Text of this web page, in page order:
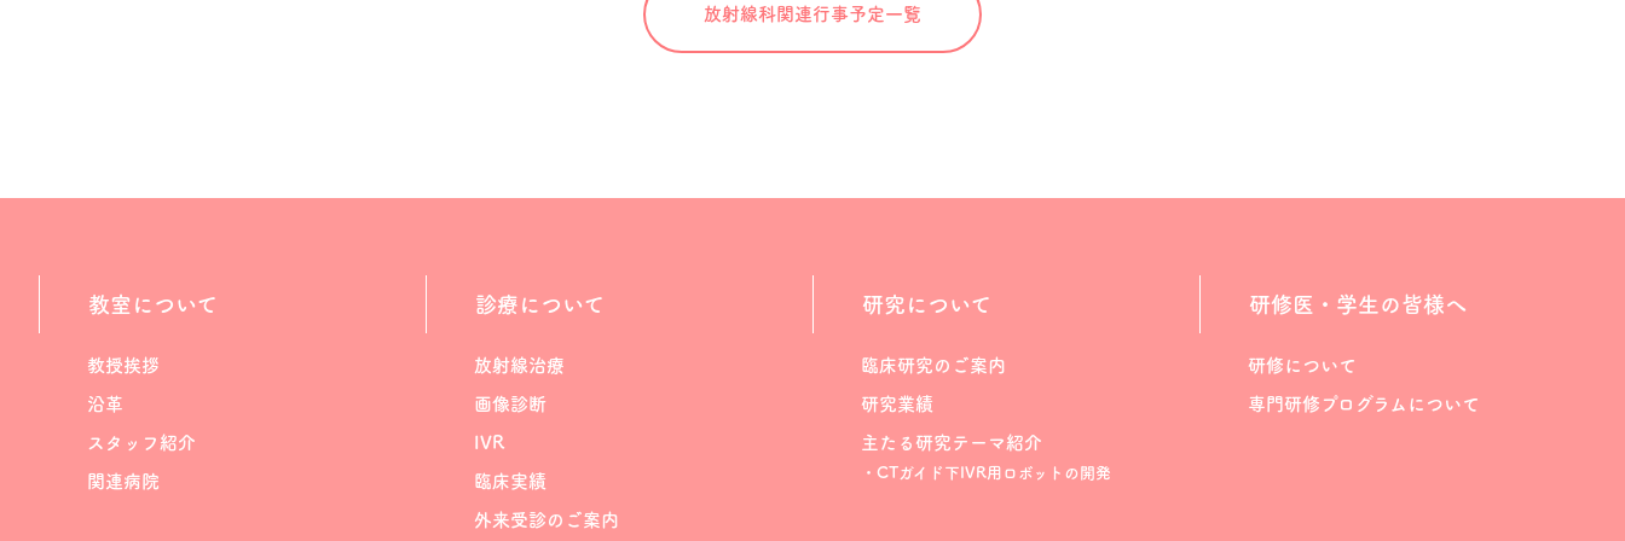
放射線科関連行事予定一覧
教室について
教授挨拶
沿革
スタッフ紹介
関連病院
診療について
放射線治療
画像診断
IVR
臨床実績
外来受診のご案内
研究について
臨床研究のご案内
研究業績
主たる研究テーマ紹介
・CTガイド下IVR用ロボットの開発
研修医・学生の皆様へ
研修について
専門研修プログラムについて